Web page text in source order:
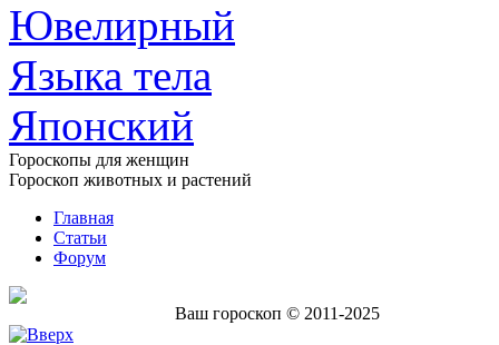
Ювелирный
Языка тела
Японский
Гороскопы для женщин
Гороскоп животных и растений
Главная
Статьи
Форум
Ваш гороскоп © 2011-2025